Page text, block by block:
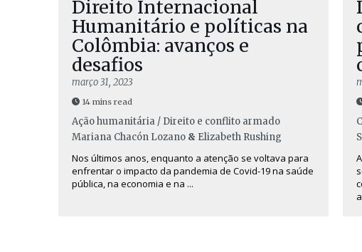
Direito Internacional
Humanitário e políticas na
Colômbia: avanços e
desafios
março 31, 2023
14 mins read
Ação humanitária / Direito e conflito armado
Mariana Chacón Lozano & Elizabeth Rushing
Nos últimos anos, enquanto a atenção se voltava para
enfrentar o impacto da pandemia de Covid-19 na saúde
pública, na economia e na ...